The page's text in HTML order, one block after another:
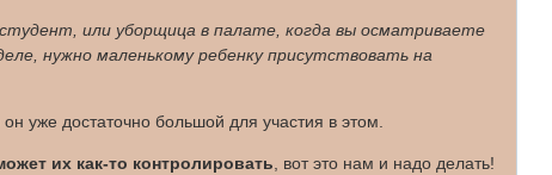
или уборщица в палате, когда вы осматриваете
нужно маленькому ребенку присутствовать на
уже достаточно большой для участия в этом.
их как-то контролировать , вот это нам и надо делать!